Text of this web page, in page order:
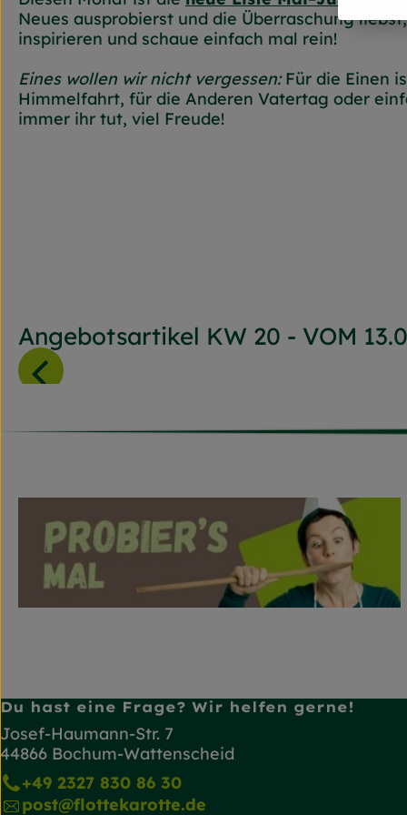
Neues ausprobierst und die Überraschung
inspirieren und schaue einfach mal rein!
Eines wollen wir nicht vergessen:Für die Einen
Himmelfahrt, für die Anderen Vatertag oder
immer ihr tut, viel Freude!
Angebotsartikel KW 20 - VOM
Du hast eine Frage? Wir helfen gerne!
Josef-Haumann-Str. 7
44866 Bochum-Wattenscheid
+49 2327 830 86 30
post@flottekarotte.de